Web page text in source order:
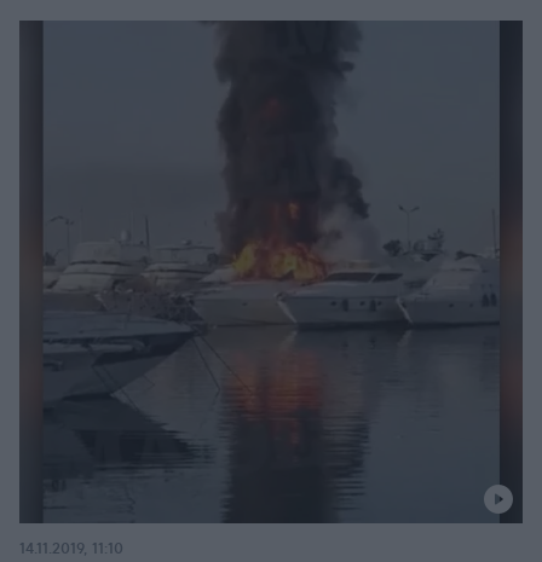
14.11.2019, 11:10